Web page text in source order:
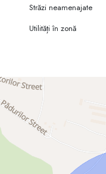
Străzi neamenajate
Utilități în zonă